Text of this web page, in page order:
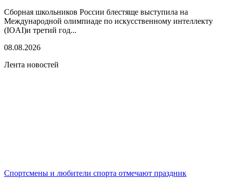
Сборная школьников России блестяще выступила на
Международной олимпиаде по искусственному интеллекту
(IOAI)и третий год...
08.08.2026
Лента новостей
Спортсмены и любители спорта отмечают праздник